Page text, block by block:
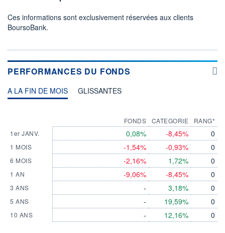
Ces informations sont exclusivement réservées aux clients
BoursoBank.
PERFORMANCES DU FONDS
A LA FIN DE MOIS GLISSANTES
1er JANV.
1 MOIS
6 MOIS
1 AN
3 ANS
5 ANS
10 ANS
FONDS
0,08%
-1,54%
-2,16%
-9,06%
-
-
-
CATEGORIE
-8,45%
-0,93%
1,72%
-8,45%
3,18%
19,59%
12,16%
RANG*
0
0
0
0
0
0
0